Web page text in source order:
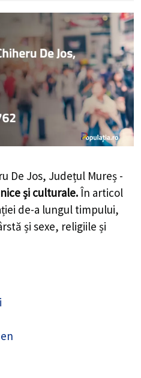
De Jos, Județul Mureș -
și culturale.În articol
de-a lungul timpului,
și sexe, religiile și